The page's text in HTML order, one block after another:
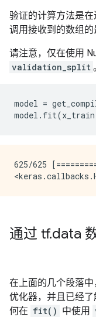
验证的计算方法是
调用接收到的数组的
请注意，仅在使用
validation_split
model =
model . fit(x_train
625/625
通过 tf.data
在上面的几个段落
优化器，并且已经
何在 fit() 中使用